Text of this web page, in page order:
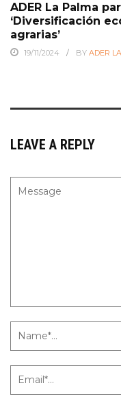
ADER La Palma
‘Diversificación
agrarias’
19/11/2024 BY ADER
LEAVE A REPLY